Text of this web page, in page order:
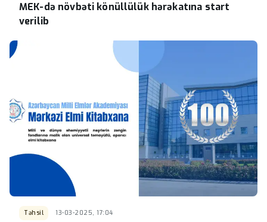
MEK-də növbəti könüllülük hərəkatına start
verilib
Təhsil 13-03-2025, 17:04